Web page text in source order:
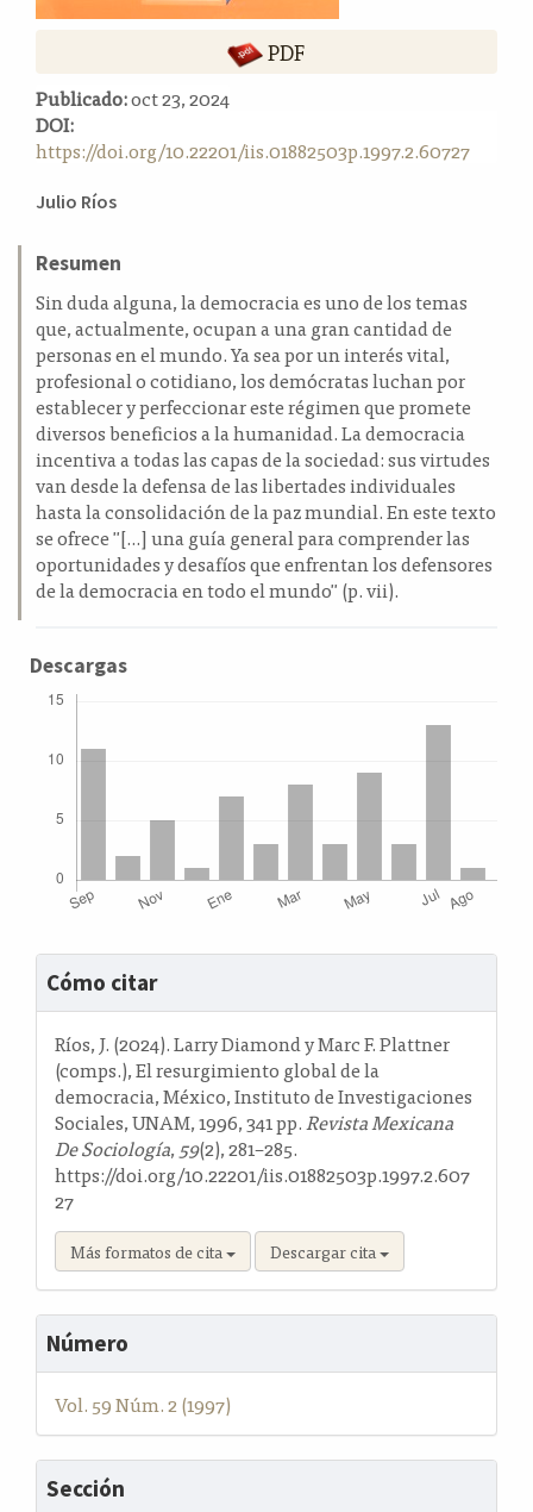
a
r
a
l
PDF
Publicado:oct 23, 2024
DOI:
https://doi.org/10.22201/iis.01882503p.1997.2.60727
Contenido
del
artículo
Julio Ríos
Resumen
Sin duda alguna, la democracia es uno de los temas
que, actualmente, ocupan a una gran cantidad de
personas en el mundo. Ya sea por un interés vital,
profesional o cotidiano, los demócratas luchan por
establecer y perfeccionar este régimen que promete
diversos beneficios a la humanidad. La democracia
incentiva a todas las capas de la sociedad: sus virtudes
van desde la defensa de las libertades individuales
hasta la consolidación de la paz mundial. En este texto
se ofrece "[...] una guía general para comprender las
oportunidades y desafíos que enfrentan los defensores
de la democracia en todo el mundo" (p. vii).
Descargas
Detalles
del
artículo
Cómo citar
Ríos, J. (2024). Larry Diamond y Marc F. Plattner
(comps.), El resurgimiento global de la
democracia, México, Instituto de Investigaciones
Sociales, UNAM, 1996, 341 pp.Revista Mexicana
De Sociología,59(2), 281–285.
https://doi.org/10.22201/iis.01882503p.1997.2.607
27
Más formatos de cita Descargar cita
Número
Vol. 59 Núm. 2 (1997)
Sección